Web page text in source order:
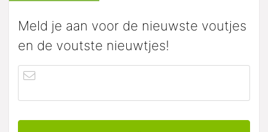
Meld je aan voor de nieuwste voutjes
en de voutste nieuwtjes!